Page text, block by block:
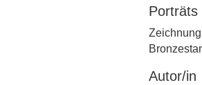
Porträts
Zeichnung
Autor/in